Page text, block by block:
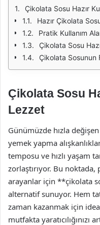
Çikolata Sosu Hazır
Hazır Çikolata
Pratik Kullanım
Çikolata Sosu Hazır
Çikolata Sosunun
Çikolata Sosu
Lezzet
Günümüzde hızla
yemek yapma
temposu ve hızlı yaşam
zorlaştırıyor. Bu
arayanlar için **çikolata
alternatif sunuyor. Hem
zaman kazanmak için
mutfakta yaratıcılığınızı